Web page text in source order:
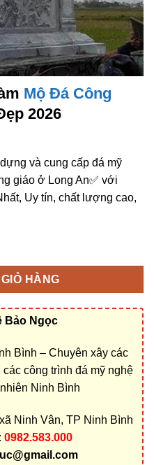
Mộ Đá Công
2026
và cung cấp đá mỹ
giáo ở Long An✅ với
Uy tín, chất lượng cao,
giáo ở Long An rẻ đẹp số
HÀNG
Bảo Ngọc
Bình – Chuyên xây các
công trình đá mỹ nghệ
Ninh Bình
Ninh Vân, TP Ninh Bình
0982.583.000